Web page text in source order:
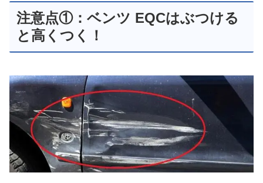
注意点①：ベンツ EQCはぶつける
と高くつく！